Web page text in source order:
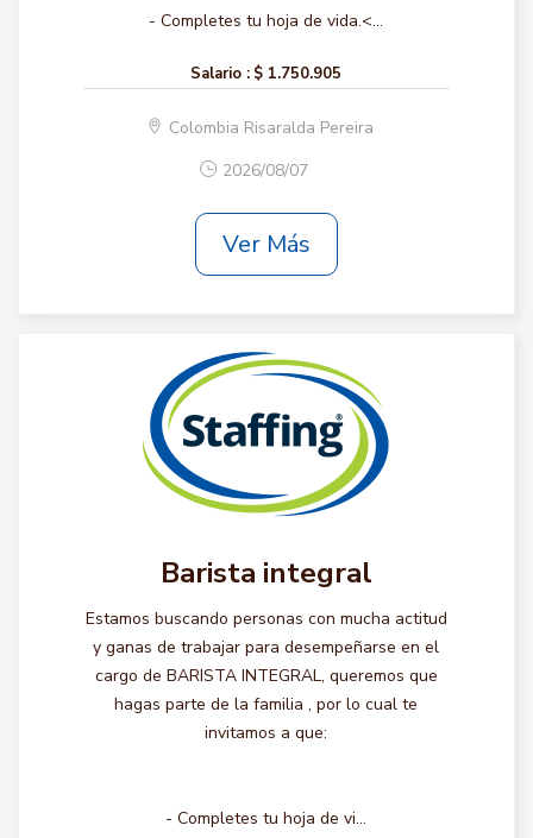
- Completes tu hoja de vida.<...
Salario : $ 1.750.905
Colombia Risaralda Pereira
2026/08/07
Ver Más
Barista integral
Estamos buscando personas con mucha actitud
y ganas de trabajar para desempeñarse en el
cargo de BARISTA INTEGRAL, queremos que
hagas parte de la familia , por lo cual te
invitamos a que:
- Completes tu hoja de vi...